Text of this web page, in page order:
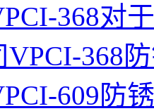
368对
368
609防